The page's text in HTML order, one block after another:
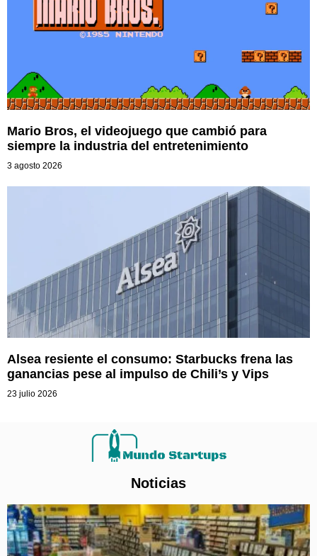
Mario Bros, el videojuego que cambió para
siempre la industria del entretenimiento
3 agosto 2026
Alsea resiente el consumo: Starbucks frena las
ganancias pese al impulso de Chili’s y Vips
23 julio 2026
Noticias